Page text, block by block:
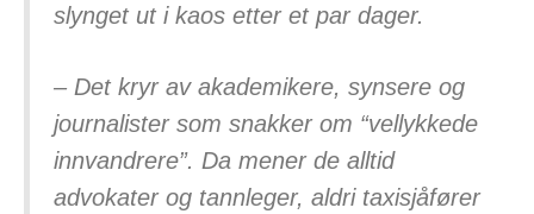
slynget ut i kaos etter et par dager.
– Det kryr av akademikere, synsere og
journalister som snakker om “vellykkede
innvandrere”. Da mener de alltid
advokater og tannleger, aldri taxisjåfører